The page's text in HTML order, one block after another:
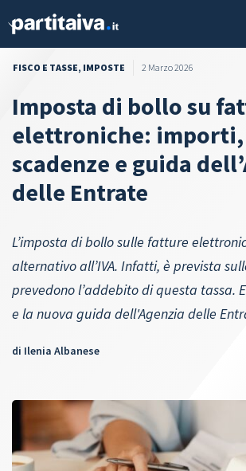
FISCO E TASSE, IMPOSTE 2 Marzo 2026
Imposta di bollo su
elettroniche: importi,
scadenze e guida
delle Entrate
L’imposta di bollo sulle fatture
alternativo all’IVA. Infatti, è prevista
prevedono l’addebito di questa tassa.
e la nuova guida dell'Agenzia delle
di Ilenia Albanese